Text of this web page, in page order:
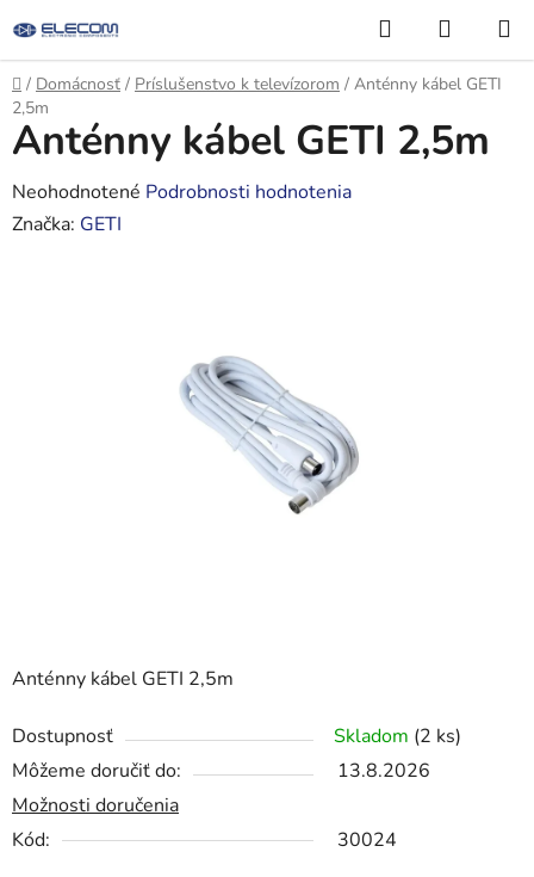
na
obsah
Hľadať
KOŠÍK
Domov
/ Domácnosť / Príslušenstvo k televízorom / Anténny kábel GETI
2,5m
Anténny kábel GETI 2,5m
Dostupnosť Skladom (2 ks)
Môžeme doručiť do:
13.8.2026
Možnosti doručenia
Kód:
30024
Anténny kábel GETI 2,5m
Priemerné
hodnotenie
Neohodnotené Podrobnosti hodnotenia
Značka: GETI